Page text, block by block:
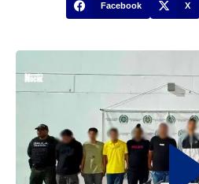
Facebook X